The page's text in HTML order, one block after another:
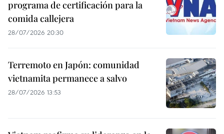
programa de certificación para la
comida callejera
28/07/2026 20:30
Terremoto en Japón: comunidad
vietnamita permanece a salvo
28/07/2026 13:53